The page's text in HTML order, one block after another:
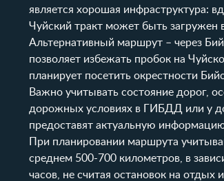
является хорошая инфраструктура:
Чуйский тракт может быть загружен
Альтернативный маршрут – через
позволяет избежать пробок на
планирует посетить окрестности
Важно учитывать состояние дорог,
дорожных условиях в ГИБДД или у
предоставят актуальную
При планировании маршрута
среднем 500-700 километров, в
часов, не считая остановок на отдых